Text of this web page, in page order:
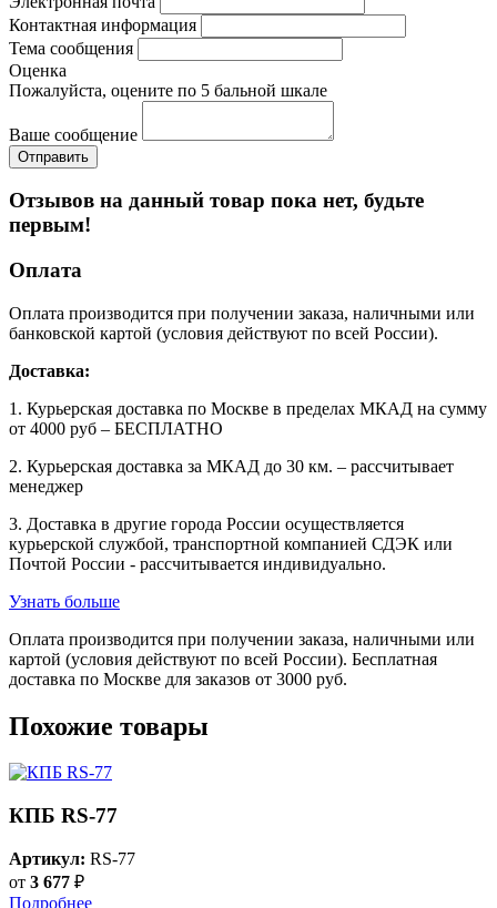
Контактная информация
Тема сообщения
Оценка
Пожалуйста, оцените по 5 бальной шкале
Ваше сообщение
Отзывов на данный товар пока нет, будьте
первым!
Оплата
Оплата производится при получении заказа, наличными или
банковской картой (условия действуют по всей России).
Доставка:
1. Курьерская доставка по Москве в пределах МКАД на сумму
от 4000 руб – БЕСПЛАТНО
2. Курьерская доставка за МКАД до 30 км. – рассчитывает
менеджер
3. Доставка в другие города России осуществляется
курьерской службой, транспортной компанией СДЭК или
Почтой России - рассчитывается индивидуально.
Узнать больше
Оплата производится при получении заказа, наличными или
картой (условия действуют по всей России). Бесплатная
доставка по Москве для заказов от 3000 руб.
Похожие товары
КПБ RS-77
Артикул: RS-77
от 3 677 ₽
Подробнее